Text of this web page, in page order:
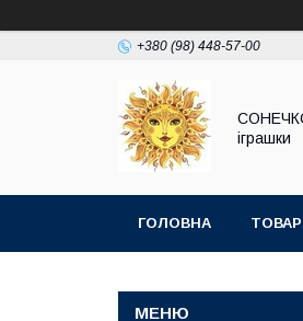
+380 (98) 448-57-00
СОНЕЧКО
іграшки
ГОЛОВНА